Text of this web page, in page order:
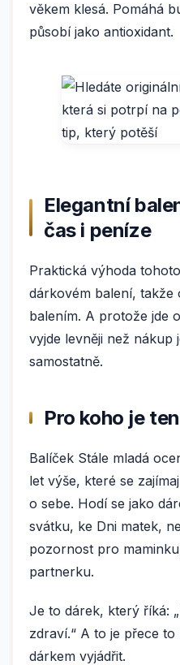
věkem klesá. Pomáhá
působí jako antioxidant.
Elegantní
čas i peníze
Praktická výhoda
dárkovém balení, takže
balením. A protože jde
vyjde levněji než nákup
samostatně.
Pro koho je
Balíček Stále mladá
let výše, které se
o sebe. Hodí se jako
svátku, ke Dni matek,
pozornost pro
partnerku.
Je to dárek, který říká:
zdraví.“ A to je přece
dárkem vyjádřit.